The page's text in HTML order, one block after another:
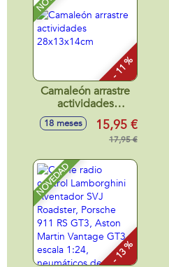
- 11 %
Camaleón arrastre
actividades
28x13x14cm
18 meses 15,95 €
17,95 €
NOVEDAD
- 13 %